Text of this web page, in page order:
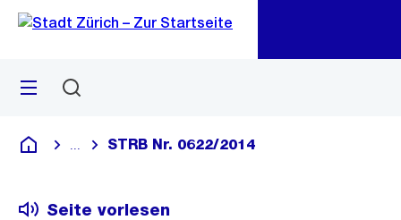
Navigation
Sprunglink
Menü
Deutsch
Blende alle Breadcrumbs ein
STRB Nr. 0622/2014
Seite vorlesen